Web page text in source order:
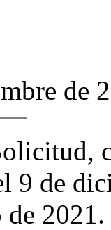
de
9 de
de 2021.